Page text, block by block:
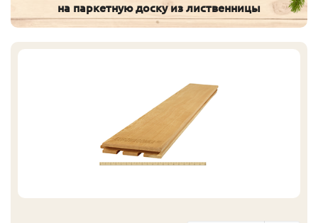
на паркетную доску из лиственницы